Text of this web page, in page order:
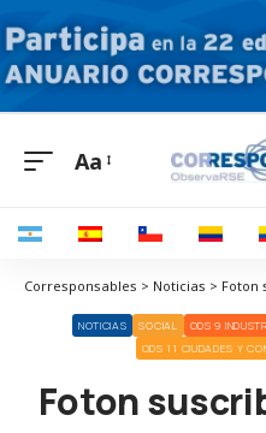
Aa
NOTICIAS SOCIAL
ODS 9
ODS 11 CIUDADES Y
Foton